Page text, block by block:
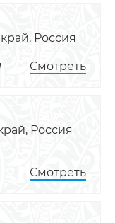
Россия
Смотреть
Россия
Смотреть